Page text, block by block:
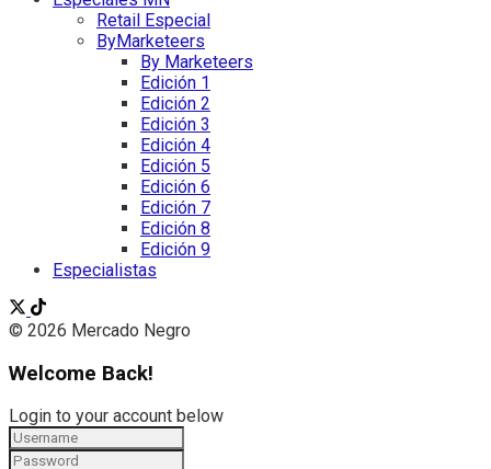
Retail Especial
ByMarketeers
By Marketeers
Edición 1
Edición 2
Edición 3
Edición 4
Edición 5
Edición 6
Edición 7
Edición 8
Edición 9
Especialistas
© 2026 Mercado Negro
Welcome Back!
Login to your account below